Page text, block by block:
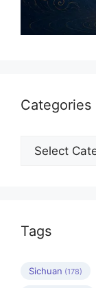
Categories
Categories
Tags
Sichuan (178)